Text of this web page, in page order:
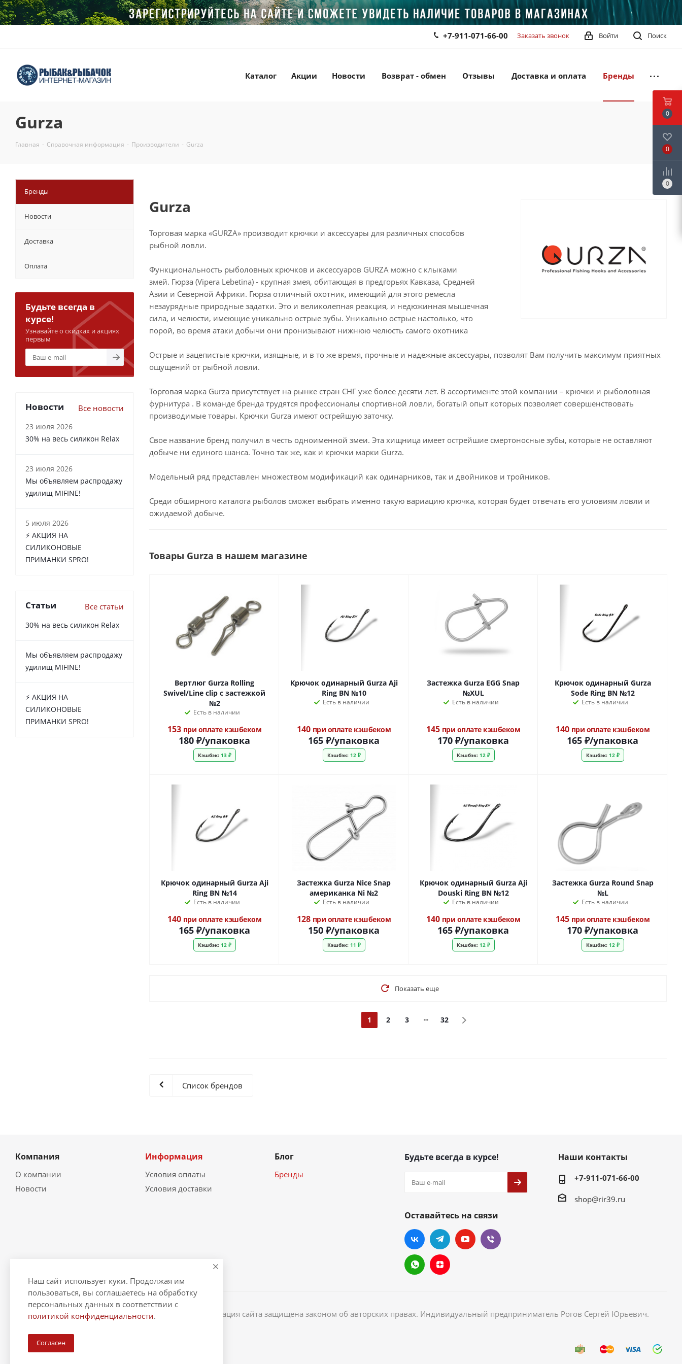
Поиск
Войти
+7-911-071-66-00 Заказать звонок
Каталог Акции Новости Возврат - обмен Отзывы Доставка и оплата Бренды
Gurza
Главная - Справочная информация - Производители - Gurza
Gurza
Торговая марка «GURZA» производит крючки и аксессуары для различных способов
рыбной ловли.
Функциональность рыболовных крючков и аксессуаров GURZA можно с клыками
змей. Гюрза (Vipera Lebetina) - крупная змея, обитающая в предгорьях Кавказа, Средней
Азии и Северной Африки. Гюрза отличный охотник, имеющий для этого ремесла
незаурядные природные задатки. Это и великолепная реакция, и недюжинная мышечная
сила, и челюсти, имеющие уникально острые зубы. Уникально острые настолько, что
порой, во время атаки добычи они пронизывают нижнюю челюсть самого охотника
Острые и зацепистые крючки, изящные, и в то же время, прочные и надежные аксессуары, позволят Вам получить максимум приятных
ощущений от рыбной ловли.
Торговая марка Gurza присутствует на рынке стран СНГ уже более десяти лет. В ассортименте этой компании – крючки и рыболовная
фурнитура . В команде бренда трудятся профессионалы спортивной ловли, богатый опыт которых позволяет совершенствовать
производимые товары. Крючки Gurza имеют острейшую заточку.
Свое название бренд получил в честь одноименной змеи. Эта хищница имеет острейшие смертоносные зубы, которые не оставляют
добыче ни единого шанса. Точно так же, как и крючки марки Gurza.
Модельный ряд представлен множеством модификаций как одинарников, так и двойников и тройников.
Среди обширного каталога рыболов сможет выбрать именно такую вариацию крючка, которая будет отвечать его условиям ловли и
ожидаемой добыче.
Товары Gurza в нашем магазине
Вертлюг Gurza Rolling
Swivel/Line clip с застежкой
№2
Есть в наличии
153 при оплате кэшбеком
180 ₽/упаковка
Кэшбэк:13 ₽
Крючок одинарный Gurza Aji
Ring BN №10
Есть в наличии
140 при оплате кэшбеком
165 ₽/упаковка
Кэшбэк:12 ₽
Застежка Gurza EGG Snap
№XUL
Есть в наличии
145 при оплате кэшбеком
170 ₽/упаковка
Кэшбэк:12 ₽
Крючок одинарный Gurza
Sode Ring BN №12
Есть в наличии
140 при оплате кэшбеком
165 ₽/упаковка
Кэшбэк:12 ₽
Крючок одинарный Gurza Aji
Ring BN №14
Есть в наличии
140 при оплате кэшбеком
165 ₽/упаковка
Кэшбэк:12 ₽
Застежка Gurza Nice Snap
американка Ni №2
Есть в наличии
128 при оплате кэшбеком
150 ₽/упаковка
Кэшбэк:11 ₽
Крючок одинарный Gurza Aji
Douski Ring BN №12
Есть в наличии
140 при оплате кэшбеком
165 ₽/упаковка
Кэшбэк:12 ₽
Застежка Gurza Round Snap
№L
Есть в наличии
145 при оплате кэшбеком
170 ₽/упаковка
Кэшбэк:12 ₽
Показать еще
1 2 3 32
Список брендов
Бренды
Новости
Доставка
Оплата
Будьте всегда в
курсе!
Узнавайте о скидках и акциях
первым
Новости Все новости
23 июля 2026
30% на весь силикон Relax
23 июля 2026
Мы объявляем распродажу
удилищ MIFINE!
5 июля 2026
⚡️ АКЦИЯ НА
СИЛИКОНОВЫЕ
ПРИМАНКИ SPRO!
Статьи Все статьи
30% на весь силикон Relax
Мы объявляем распродажу
удилищ MIFINE!
⚡️ АКЦИЯ НА
СИЛИКОНОВЫЕ
ПРИМАНКИ SPRO!
Компания
О компании
Новости
Информация
Условия оплаты
Условия доставки
Блог
Бренды
Будьте всегда в курсе!
Оставайтесь на связи
Наши контакты
+7-911-071-66-00
shop@rir39.ru
2026 © "Рыбак и Рыбачок" - интернет-магазин Информация сайта защищена законом об авторских правах. Индивидуальный предприниматель Рогов Сергей Юрьевич.
0
0
0
Наш сайт использует куки. Продолжая им
пользоваться, вы соглашаетесь на обработку
персональных данных в соответствии с
политикой конфиденциальности.
Согласен